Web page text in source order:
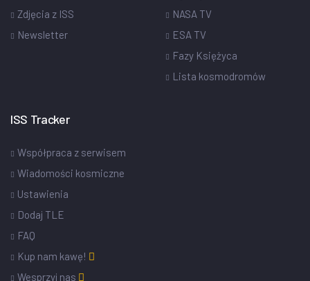
Zdjęcia z ISS
Newsletter
NASA TV
ESA TV
Fazy Księżyca
Lista kosmodromów
ISS Tracker
Współpraca z serwisem
Wiadomości kosmiczne
Ustawienia
Dodaj TLE
FAQ
Kup nam kawę!
Wesprzyj nas